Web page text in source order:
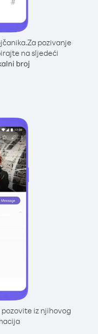
Za pozivanje
na sljedeći
broj
iz njihovog